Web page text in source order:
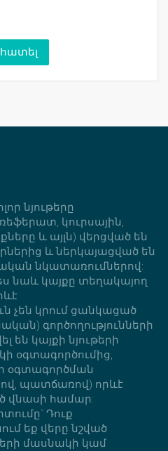
նյութերը
կուրսային,
և այլն) վերցված են
և ներկայացված են
նկատառումներով:
նաև կայքը տեղակայող
չեն կրում ցանկացած
գործողությունների
են կայքի նյութերի
օգտագործումից,
օգտագործման
պատճառով) որևէ
վնասի համար:
Դուք
եք վերը նշված
մասնակի կամ